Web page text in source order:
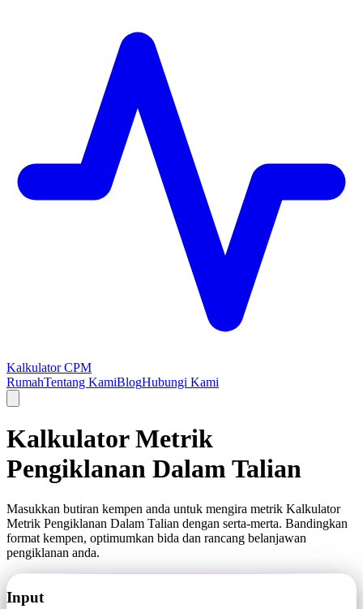
Kalkulator CPM
RumahTentang KamiBlogHubungi Kami
Kalkulator Metrik
Pengiklanan Dalam Talian
Masukkan butiran kempen anda untuk mengira metrik Kalkulator
Metrik Pengiklanan Dalam Talian dengan serta-merta. Bandingkan
format kempen, optimumkan bida dan rancang belanjawan
pengiklanan anda.
Input